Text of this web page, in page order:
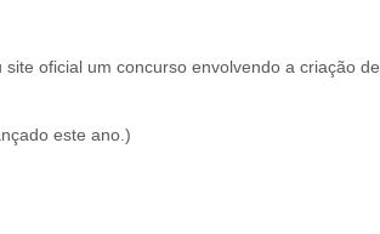
oficial um concurso envolvendo a criação de
este ano.)